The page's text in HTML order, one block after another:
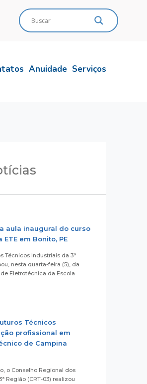
Anuidade Serviços
aula inaugural do curso
em Bonito, PE
Técnicos Industriais da 3ª
nesta quarta-feira (5), da
Eletrotécnica da Escola
Técnicos
profissional em
de Campina
o Conselho Regional dos
Região (CRT-03) realizou